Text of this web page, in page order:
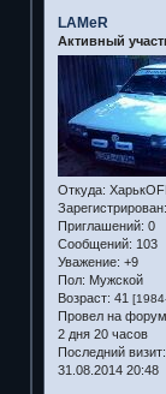
LAMeR
Активный
Откуда:
Зарегистрирован
Приглашений: 0
Сообщений: 103
Уважение: +9
Пол: Мужской
Возраст: 41
Провел на
2 дня 20 часов
Последний визит:
31.08.2014 20:48